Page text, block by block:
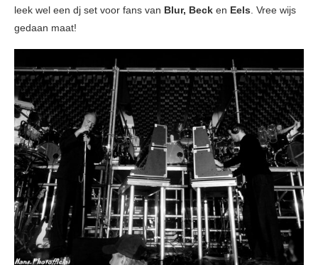
leek wel een dj set voor fans van Blur, Beck en Eels . Vree wijs
gedaan maat!